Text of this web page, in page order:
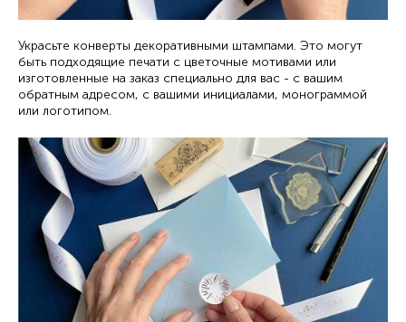
Украсьте конверты декоративными штампами. Это могут
быть подходящие печати с цветочные мотивами или
изготовленные на заказ специально для вас - с вашим
обратным адресом, с вашими инициалами, монограммой
или логотипом.